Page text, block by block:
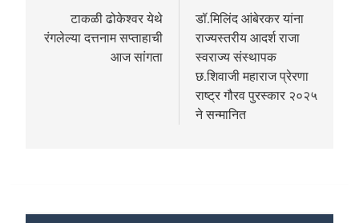
टाकळी ढोकेश्वर येथे
रंगलेल्या दत्तनाम सप्ताहाची
आज सांगता
डॉ.मिलिंद आंबेरकर यांना
राज्यस्तरीय आदर्श राजा
स्वराज्य संस्थापक
छ.शिवाजी महाराज प्रेरणा
राष्ट्र गौरव पुरस्कार २०२५
ने सन्मानित